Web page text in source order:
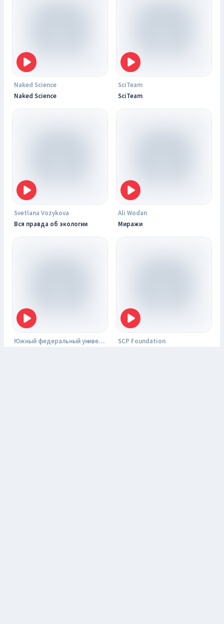
Naked Science
Naked Science
SciTeam
SciTeam
Svetlana Vozykova
Вся правда об экологии
Ali Wodan
Миражи
Южный федеральный университет
SCP Foundation